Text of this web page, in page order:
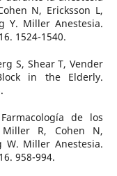
N, Ericksson L,
Y. Miller Anestesia.
1524-1540.
S, Shear T, Vender
in the Elderly.
de los
Miller R, Cohen N,
W. Miller Anestesia.
958-994.